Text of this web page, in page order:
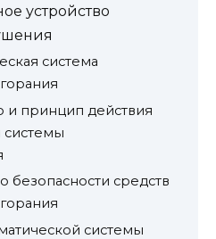
устройство
система
и принцип действия
системы
безопасности средств
системы